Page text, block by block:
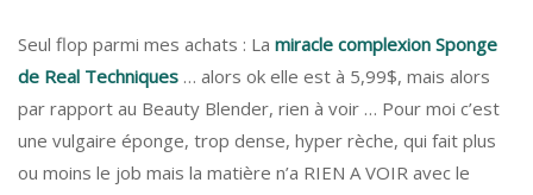
Seul flop parmi mes achats : La miracle complexion Sponge
de Real Techniques … alors ok elle est à 5,99$, mais alors
par rapport au Beauty Blender, rien à voir … Pour moi c’est
une vulgaire éponge, trop dense, hyper rèche, qui fait plus
ou moins le job mais la matière n’a RIEN A VOIR avec le